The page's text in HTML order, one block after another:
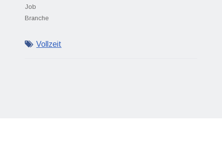
Job
Branche
Vollzeit